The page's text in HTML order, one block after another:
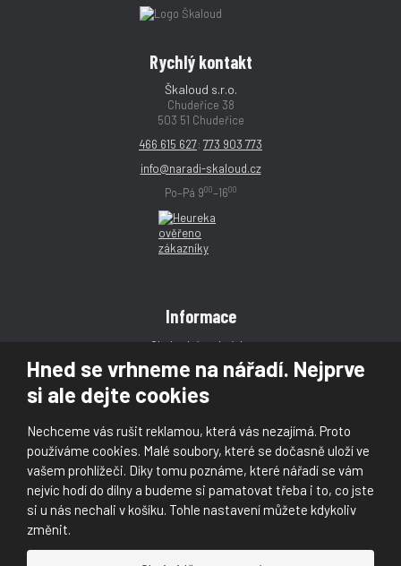
Hned se vrhneme na nářadí. Nejprve
si ale dejte cookies
Nechceme vás rušit reklamou, která vás nezajímá. Proto
používáme cookies. Malé soubory, které se dočasně uloží ve
vašem prohlížeči. Díky tomu poznáme, které nářadí se vám
nejvíc hodí do dílny a budeme si pamatovat třeba i to, co jste
si u nás nechali v košíku. Tohle nastavení můžete kdykoliv
změnit.
Rychlý kontakt
Škaloud s.r.o.
Chudeřice 38
503 51 Chudeřice
466 615 627; 773 903 773
info@naradi-skaloud.cz
Po–Pá 900–1600
Informace
Obchodní podmínky
Reklamace
Magazín
Kontakt
© 2026, Škaloud s.r.o.